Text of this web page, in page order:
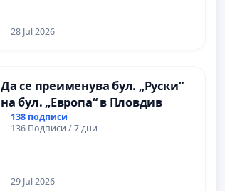
Ихтиман - с. Мирово - к.к.
28 Jul 2026
Да се преименува бул. „Руски“
на бул. „Европа“ в Пловдив
138 подписи
136 Подписи / 7 дни
29 Jul 2026